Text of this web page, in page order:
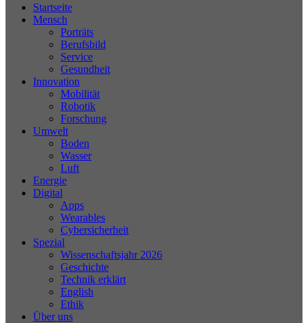
Startseite
Mensch
Porträts
Berufsbild
Service
Gesundheit
Innovation
Mobilität
Robotik
Forschung
Umwelt
Boden
Wasser
Luft
Energie
Digital
Apps
Wearables
Cybersicherheit
Spezial
Wissenschaftsjahr 2026
Geschichte
Technik erklärt
English
Ethik
Über uns